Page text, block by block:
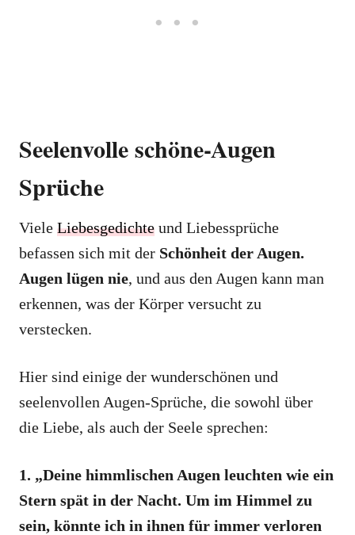
Seelenvolle schöne-Augen
Sprüche
Viele Liebesgedichte und Liebessprüche
befassen sich mit der Schönheit der Augen.
Augen lügen nie, und aus den Augen kann man
erkennen, was der Körper versucht zu
verstecken.
Hier sind einige der wunderschönen und
seelenvollen Augen-Sprüche, die sowohl über
die Liebe, als auch der Seele sprechen:
1. „Deine himmlischen Augen leuchten wie ein
Stern spät in der Nacht. Um im Himmel zu
sein, könnte ich in ihnen für immer verloren